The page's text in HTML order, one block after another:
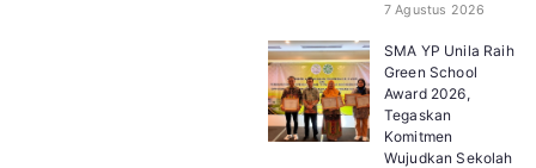
7 Agustus 2026
SMA YP Unila Raih
Green School
Award 2026,
Tegaskan
Komitmen
Wujudkan Sekolah